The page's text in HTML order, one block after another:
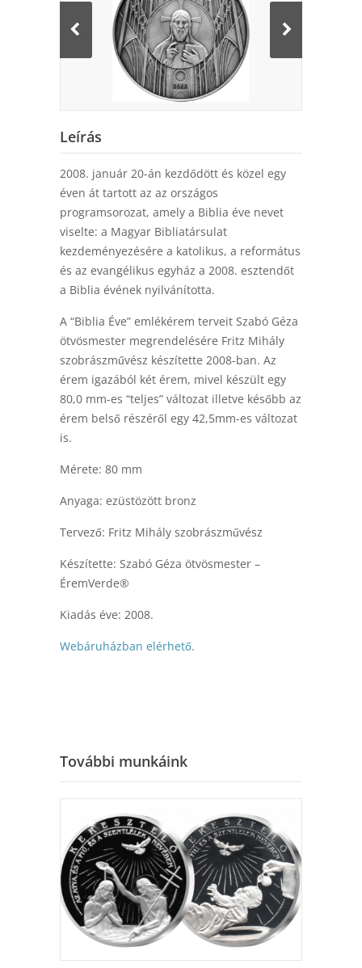
Leírás
2008. január 20-án kezdődött és közel egy
éven át tartott az az országos
programsorozat, amely a Biblia éve nevet
viselte: a Magyar Bibliatársulat
kezdeményezésére a katolikus, a református
és az evangélikus egyház a 2008. esztendőt
a Biblia évének nyilvánította.
A “Biblia Éve” emlékérem terveit Szabó Géza
ötvösmester megrendelésére Fritz Mihály
szobrászművész készítette 2008-ban. Az
érem igazából két érem, mivel készült egy
80,0 mm-es “teljes” változat illetve később az
érem belső részéről egy 42,5mm-es változat
is.
Mérete: 80 mm
Anyaga: ezüstözött bronz
Tervező: Fritz Mihály szobrászművész
Készítette: Szabó Géza ötvösmester –
ÉremVerde®
Kiadás éve: 2008.
Webáruházban elérhető.
További munkáink